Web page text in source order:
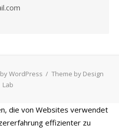
WordPress / Theme by Design
Lab
die von Websites verwendet
effizienter zu